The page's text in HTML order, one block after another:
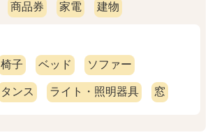
商品券 家電 建物
椅子 ベッド ソファー
タンス ライト・照明器具 窓